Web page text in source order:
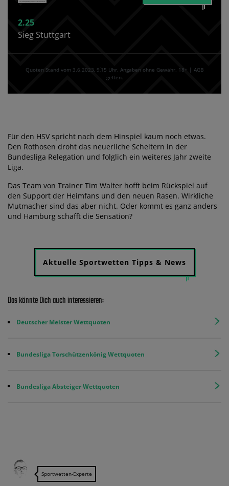
2.25
Sieg Stuttgart
Quoten Stand vom 3.6.2023‚ 9⁚15 Uhr. Angaben ohne Gewähr. 18+ | AGB
gelten.
Für den HSV spricht nach dem Hinspiel kaum noch etwas.
Den Rothosen droht das neuerliche Scheitern in der
Bundesliga Relegation und folglich ein weiteres Jahr zweite
Liga.
Das Team von Trainer Tim Walter hofft beim Rückspiel auf
den Support der Heimfans und den neuen Rasen. Wirkliche
Mutmacher sind das aber nicht. Oder kommt es ganz anders
und Hamburg schafft die Sensation?
Aktuelle Sportwetten Tipps & News
Das könnte Dich auch interessieren:
Deutscher Meister Wettquoten
Bundesliga Torschützenkönig Wettquoten
Bundesliga Absteiger Wettquoten
Sportwetten-Experte